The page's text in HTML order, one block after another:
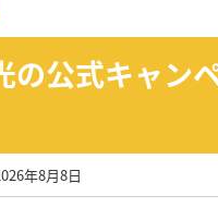
公式キャン
年8月8日